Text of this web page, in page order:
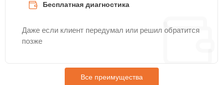
Бесплатная диагностика
Даже если клиент передумал или решил обратится
позже
Все преимущества